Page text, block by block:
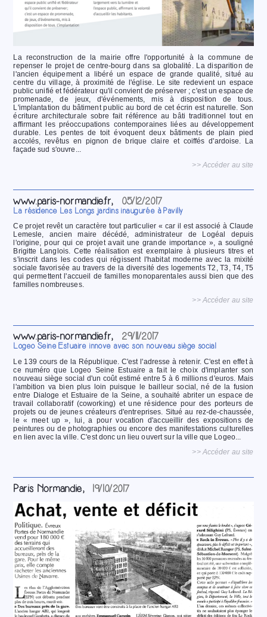
La reconstruction de la mairie offre l'opportunité à la commune de
repenser le projet de centre-bourg dans sa globalité. La disparition de
l'ancien équipement a libéré un espace de grande qualité, situé au
centre du village, à proximité de l'église. Le site redevient un espace
public unifié et fédérateur qu'il convient de préserver ; c'est un espace de
promenade, de jeux, d'événements, mis à disposition de tous.
L'implantation du bâtiment public au bord de cet écrin est naturelle. Son
écriture architecturale sobre fait référence au bâti traditionnel tout en
affirmant les préoccupations contemporaines liées au développement
durable. Les pentes de toit évoquent deux bâtiments de plain pied
accolés, revêtus en pignon de brique claire et coiffés d'ardoise. La
façade sud s'ouvre...
>> Accéder au site
www.paris-normandie.fr, 05/12/2017
La résidence Les Longs jardins inaugurée à Pavilly
Ce projet revêt un caractère tout particulier « car il est associé à Claude
Lemesle, ancien maire décédé, administrateur de Logéal depuis
l'origine, pour qui ce projet avait une grande importance », a souligné
Brigitte Langlois. Cette réalisation est exemplaire à plusieurs titres et
s'inscrit dans les codes qui régissent l'habitat moderne avec la mixité
sociale favorisée au travers de la diversité des logements T2, T3, T4, T5
qui permettent l'accueil de familles monoparentales aussi bien que des
familles nombreuses.
>> Accéder au site
www.paris-normandie.fr, 29/11/2017
Logeo Seine Estuaire innove avec son nouveau siège social
Le 139 cours de la République. C'est l'adresse à retenir. C'est en effet à
ce numéro que Logeo Seine Estuaire a fait le choix d'implanter son
nouveau siège social d'un coût estimé entre 5 à 6 millions d'euros. Mais
l'ambition va bien plus loin puisque le bailleur social, né de la fusion
entre Dialoge et Estuaire de la Seine, a souhaité abriter un espace de
travail collaboratif (coworking) et une résidence pour des porteurs de
projets ou de jeunes créateurs d'entreprises. Situé au rez-de-chaussée,
le « meet up », lui, a pour vocation d'accueillir des expositions de
peintures ou de photographies ou encore des manifestations culturelles
en lien avec la ville. C'est donc un lieu ouvert sur la ville que Logeo...
>> Accéder au site
Paris Normandie, 19/10/2017